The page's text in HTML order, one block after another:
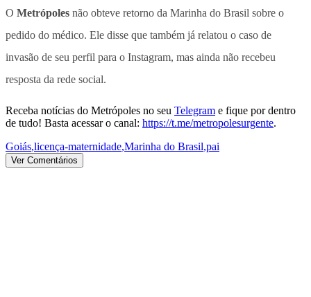
O Metrópoles não obteve retorno da Marinha do Brasil sobre o
pedido do médico. Ele disse que também já relatou o caso de
invasão de seu perfil para o Instagram, mas ainda não recebeu
resposta da rede social.
Receba notícias do Metrópoles no seu Telegram e fique por dentro
de tudo! Basta acessar o canal: https://t.me/metropolesurgente.
Goiás,licença-maternidade,Marinha do Brasil,pai
Ver Comentários